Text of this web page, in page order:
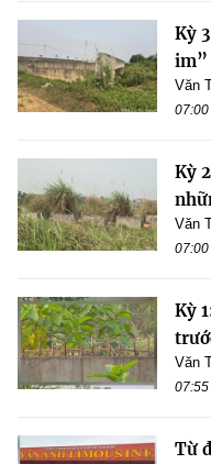
Kỳ
im”
Văn
Kỳ
Văn
Kỳ
Văn
Từ